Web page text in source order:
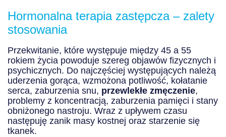
Hormonalna terapia zastępcza – zalety
stosowania
Przekwitanie, które występuje między 45 a 55
rokiem życia powoduje szereg objawów fizycznych i
psychicznych. Do najczęściej występujących należą
uderzenia gorąca, wzmożona potliwość, kołatanie
serca, zaburzenia snu, przewlekłe zmęczenie,
problemy z koncentracją, zaburzenia pamięci i stany
obniżonego nastroju. Wraz z upływem czasu
następuję zanik masy kostnej oraz starzenie się
tkanek.